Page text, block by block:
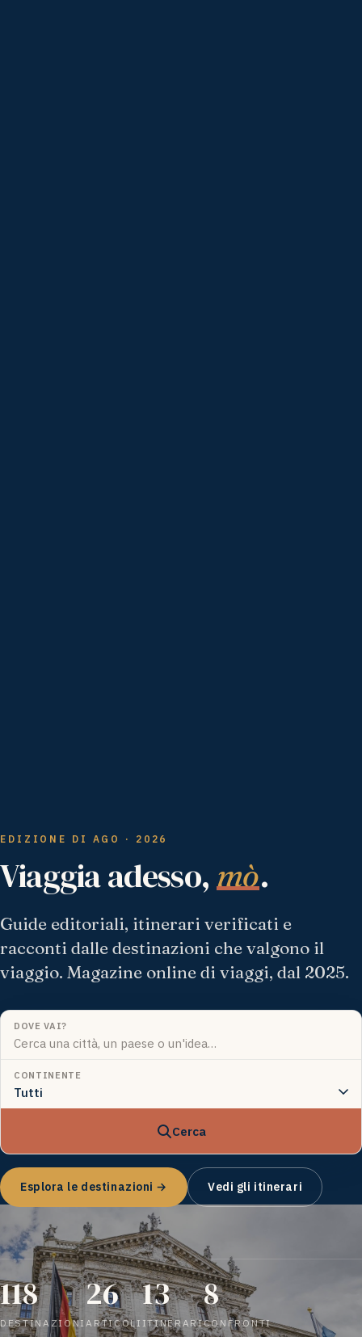
EDIZIONE DI AGO · 2026
Viaggia adesso,mò.
Guide editoriali, itinerari verificati e
racconti dalle destinazioni che valgono il
viaggio. Magazine online di viaggi, dal 2025.
DOVE VAI?
CONTINENTE
Cerca
Esplora le destinazioni → Vedi gli itinerari
118
DESTINAZIONI
26
ARTICOLI
13
ITINERARI
8
CONFRONTI